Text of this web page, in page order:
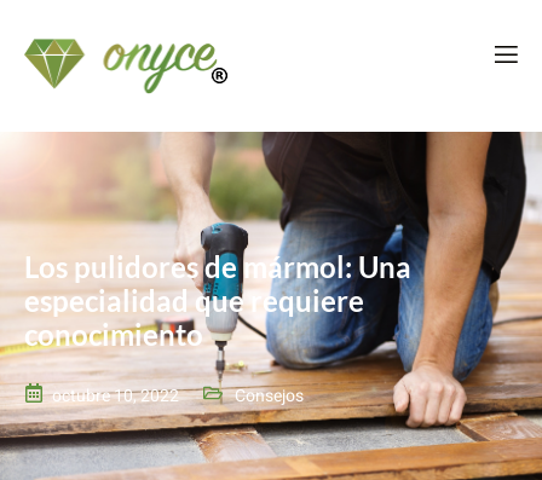
Los pulidores de mármol: Una
especialidad que requiere
conocimiento
octubre 10, 2022 Consejos